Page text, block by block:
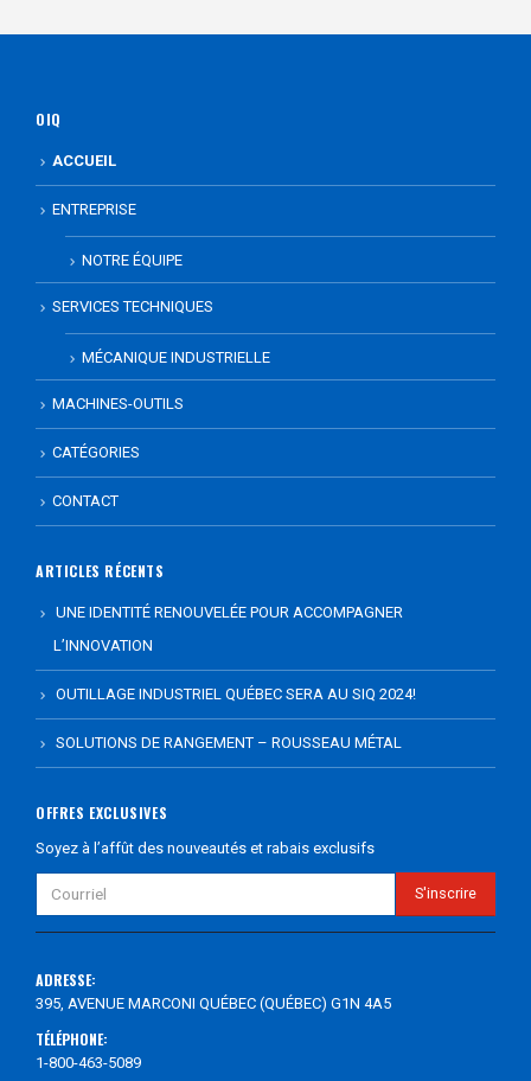
OIQ
ACCUEIL
ENTREPRISE
NOTRE ÉQUIPE
SERVICES TECHNIQUES
MÉCANIQUE INDUSTRIELLE
MACHINES-OUTILS
CATÉGORIES
CONTACT
ARTICLES RÉCENTS
UNE IDENTITÉ RENOUVELÉE POUR ACCOMPAGNER
L’INNOVATION
OUTILLAGE INDUSTRIEL QUÉBEC SERA AU SIQ 2024!
SOLUTIONS DE RANGEMENT – ROUSSEAU MÉTAL
OFFRES EXCLUSIVES
Soyez à l’affût des nouveautés et rabais exclusifs
ADRESSE:
395, AVENUE MARCONI QUÉBEC (QUÉBEC) G1N 4A5
TÉLÉPHONE:
1-800-463-5089